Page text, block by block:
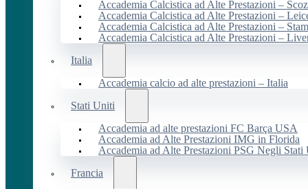
Accademia Calcistica ad Alte Prestazioni –
Accademia Calcistica ad Alte Prestazioni –
Accademia Calcistica ad Alte Prestazioni –
Accademia Calcistica ad Alte Prestazioni –
Italia
Accademia calcio ad alte prestazioni – Italia
Stati Uniti
Accademia ad alte prestazioni FC Barça USA
Accademia ad Alte Prestazioni IMG in Florida
Accademia ad Alte Prestazioni PSG Negli Stati
Francia